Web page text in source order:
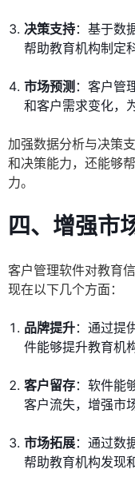
决策支持：基于数
帮助教育机构制定
市场预测 ：客户管
和客户需求变化，
加强数据分析与决策
和决策能力，还能够
力。
四、增强市
客户管理软件对教育
现在以下几个方面：
品牌提升：通过提
件能够提升教育机
客户留存：软件能
客户流失，增强市
市场拓展：通过数
帮助教育机构发现